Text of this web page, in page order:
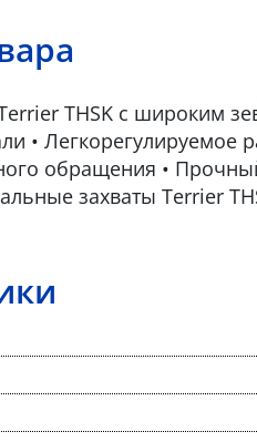
THSK с широким
• Легкорегулируемое
обращения •
захваты Terrier